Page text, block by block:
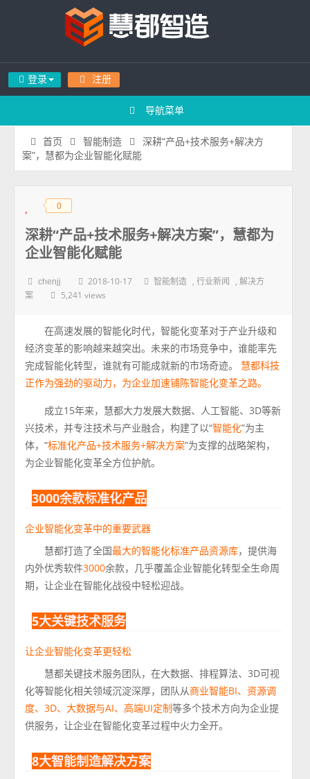
登录 注册
导航菜单
首页 智能制造
深耕“产品+技术服务+解决方
案”，慧都为企业智能化赋能
◆◆ 0
深耕“产品+技术服务+解决方案”，慧都为
企业智能化赋能
chenjj 2018-10-17 智能制造 ,行业新闻 ,解决方
案
5,241 views
在高速发展的智能化时代，智能化变革对于产业升级和
经济变革的影响越来越突出。未来的市场竞争中，谁能率先
完成智能化转型，谁就有可能成就新的市场奇迹。
慧都科技
正作为强劲的驱动力，为企业加速铺陈智能化变革之路。
成立15年来，慧都大力发展大数据、人工智能、3D等新
兴技术，并专注技术与产业融合，构建了以“智能化”为主
体，“标准化产品+技术服务+解决方案”为支撑的战略架构，
为企业智能化变革全方位护航。
3000余款标准化产品
企业智能化变革中的重要武器
慧都打造了全国最大的智能化标准产品资源库，提供海
内外优秀软件3000余款，几乎覆盖企业智能化转型全生命周
期，让企业在智能化战役中轻松迎战。
5大关键技术服务
让企业智能化变革更轻松
慧都关键技术服务团队，在大数据、排程算法、3D可视
化等智能化相关领域沉淀深厚，团队从商业智能BI、资源调
度、3D、大数据与AI、高端UI定制等多个技术方向为企业提
供服务，让企业在智能化变革过程中火力全开。
8大智能制造解决方案